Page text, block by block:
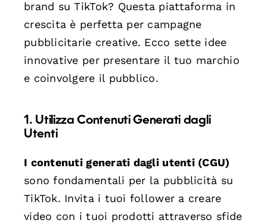
brand su TikTok? Questa piattaforma in
crescita è perfetta per campagne
pubblicitarie creative. Ecco sette idee
innovative per presentare il tuo marchio
e coinvolgere il pubblico.
1. Utilizza Contenuti Generati dagli
Utenti
I contenuti generati dagli utenti (CGU)
sono fondamentali per la pubblicità su
TikTok. Invita i tuoi follower a creare
video con i tuoi prodotti attraverso sfide